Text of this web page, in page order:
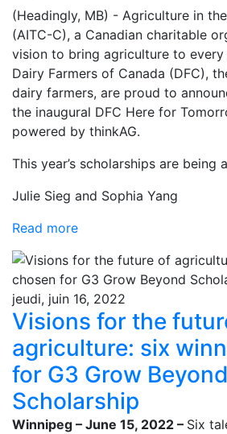
(Headingly, MB) - Agriculture in
(AITC-C), a Canadian charitable
vision to bring agriculture to every
Dairy Farmers of Canada (DFC),
dairy farmers, are proud to
the inaugural DFC Here for
powered by thinkAG.
This year’s scholarships are being
Julie Sieg and Sophia Yang
Read more
jeudi, juin 16, 2022
Visions for the
agriculture: six
for G3 Grow Beyond
Scholarship
Winnipeg – June 15, 2022 – Six